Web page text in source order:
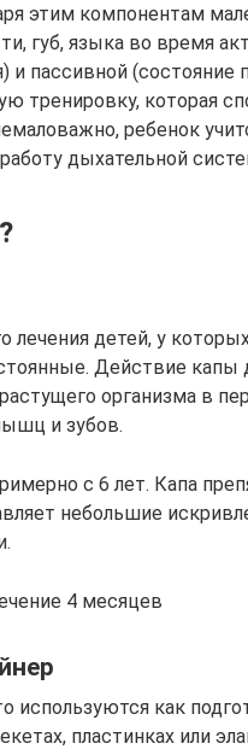
этим компонентам
губ, языка во время
пассивной (состояние
тренировку, которая
ребенок
дыхательной
лечения детей, у
Действие капы
организма в
и зубов.
с 6 лет. Капа
небольшие
4 месяцев
используются как
пластинках или